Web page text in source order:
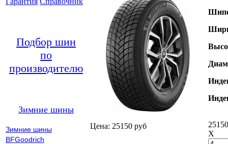
Подбор шин
по
производителю
Зимние шины
Зимние шины
BFGoodrich
Цена: 25150 руб
X